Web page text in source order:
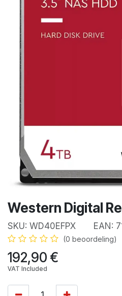
Western Digital
SKU: WD40EFPX EAN:
(0 beoordeling)
192,90€
VAT Included